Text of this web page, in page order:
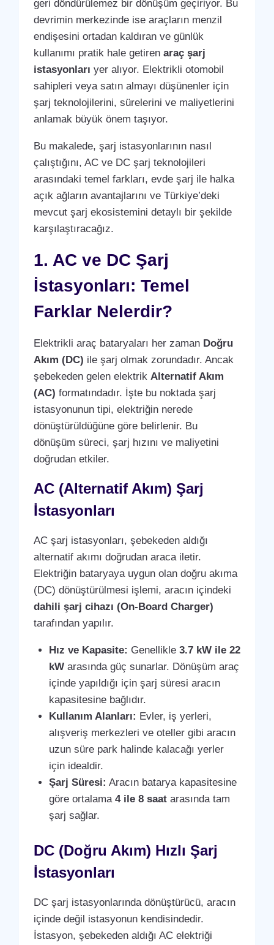
geri döndürülemez bir dönüşüm geçiriyor. Bu
devrimin merkezinde ise araçların menzil
endişesini ortadan kaldıran ve günlük
kullanımı pratik hale getiren araç şarj
istasyonları yer alıyor. Elektrikli otomobil
sahipleri veya satın almayı düşünenler için
şarj teknolojilerini, sürelerini ve maliyetlerini
anlamak büyük önem taşıyor.
Bu makalede, şarj istasyonlarının nasıl
çalıştığını, AC ve DC şarj teknolojileri
arasındaki temel farkları, evde şarj ile halka
açık ağların avantajlarını ve Türkiye’deki
mevcut şarj ekosistemini detaylı bir şekilde
karşılaştıracağız.
1. AC ve DC Şarj
İstasyonları: Temel
Farklar Nelerdir?
Elektrikli araç bataryaları her zaman Doğru
Akım (DC) ile şarj olmak zorundadır. Ancak
şebekeden gelen elektrik Alternatif Akım
(AC) formatındadır. İşte bu noktada şarj
istasyonunun tipi, elektriğin nerede
dönüştürüldüğüne göre belirlenir. Bu
dönüşüm süreci, şarj hızını ve maliyetini
doğrudan etkiler.
AC (Alternatif Akım) Şarj
İstasyonları
AC şarj istasyonları, şebekeden aldığı
alternatif akımı doğrudan araca iletir.
Elektriğin bataryaya uygun olan doğru akıma
(DC) dönüştürülmesi işlemi, aracın içindeki
dahili şarj cihazı (On-Board Charger)
tarafından yapılır.
Hız ve Kapasite: Genellikle3.7 kW ile 22
kW arasında güç sunarlar. Dönüşüm araç
içinde yapıldığı için şarj süresi aracın
kapasitesine bağlıdır.
Kullanım Alanları: Evler, iş yerleri,
alışveriş merkezleri ve oteller gibi aracın
uzun süre park halinde kalacağı yerler
için idealdir.
Şarj Süresi: Aracın batarya kapasitesine
göre ortalama4 ile 8 saat arasında tam
şarj sağlar.
DC (Doğru Akım) Hızlı Şarj
İstasyonları
DC şarj istasyonlarında dönüştürücü, aracın
içinde değil istasyonun kendisindedir.
İstasyon, şebekeden aldığı AC elektriği